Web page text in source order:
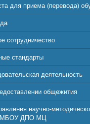
для приема (перевода)
сотрудничество
стандарты
деятельность
общежития
научно-
МБОУ ДПО МЦ